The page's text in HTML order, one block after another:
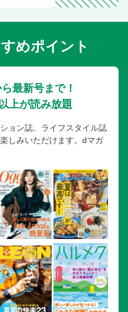
めポイント
最新号まで！
上が読み放題
ョン誌、ライフスタイル誌
しみいただけます。dマガ